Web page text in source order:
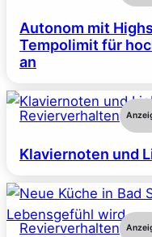
Autonom mit
Tempolimit für
an
Revierverhalten
Klaviernoten und
Revierverhalten